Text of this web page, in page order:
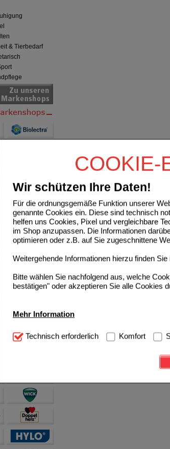
COOKIE-
Wir schützen Ihre Daten!
Für die ordnungsgemäße Funktion unserer
genannte Cookies ein. Diese sind technisch
helfen uns Cookies, Pixel und vergleichbare
im Shop anzupassen. Die Informationen
optimieren oder z.B. auf Sie zugeschnittene
Weitergehende Informationen hierzu finden Sie
Bitte wählen Sie nachfolgend aus, welche
bestätigen" oder akzeptieren Sie alle Cookies
Mehr Information
Technisch Notwendig: Hierbei handelt es
notwendig sind (z.B. Navigation, Warenkorb,
Diese Cookies werden genutzt um
beispielsweise für die Wiedererkennung des
Inhalte anzuzeigen und unser
Statistik & Tracking:
sammeln, mit deren Hilfe wir unsere Website
auch die Werbung auf Drittseiten möglichst
teilweise an Dritte wie z.B. Google oder
Technisch erforderlich Komfort
& Tierbedarf